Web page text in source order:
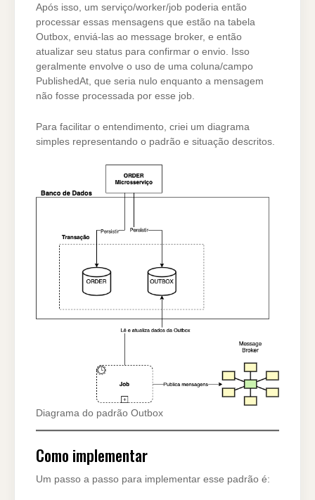
Após isso, um serviço/worker/job poderia então
processar essas mensagens que estão na tabela
Outbox, enviá-las ao message broker, e então
atualizar seu status para confirmar o envio. Isso
geralmente envolve o uso de uma coluna/campo
PublishedAt, que seria nulo enquanto a mensagem
não fosse processada por esse job.
Para facilitar o entendimento, criei um diagrama
simples representando o padrão e situação descritos.
Diagrama do padrão Outbox
Como implementar
Um passo a passo para implementar esse padrão é: